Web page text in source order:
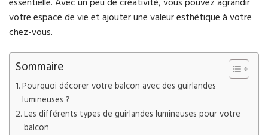
votre espace de vie et ajouter une valeur esthétique à votre
chez-vous.
Sommaire
Pourquoi décorer votre balcon avec des guirlandes
lumineuses ?
Les différents types de guirlandes lumineuses pour votre
balcon